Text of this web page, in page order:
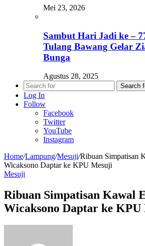
Mei 23, 2026
Sambut Hari Jadi ke –
Tulang Bawang Gelar
Bunga
Agustus 28, 2025
Search
Log In
Follow
Facebook
Twitter
YouTube
Instagram
Home/Lampung/Mesuji/Ribuan Simpatisan
Wicaksono Daptar ke KPU Mesuji
Mesuji
Ribuan Simpatisan Kawal
Wicaksono Daptar ke KPU